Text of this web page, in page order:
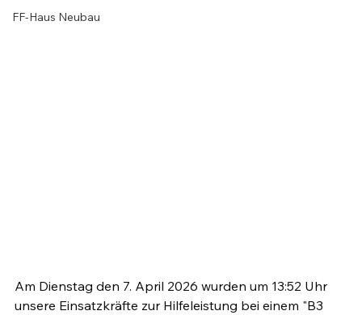
FF-Haus Neubau
Am Dienstag den 7. April 2026 wurden um 13:52 Uhr
unsere Einsatzkräfte zur Hilfeleistung bei einem "B3